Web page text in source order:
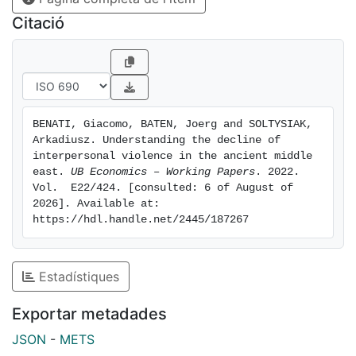
factors driving human conflict.
Citació
BENATI, Giacomo, BATEN, Joerg and SOLTYSIAK,
Arkadiusz. Understanding the decline of
interpersonal violence in the ancient middle
east. UB Economics – Working Papers . 2022.
Vol.  E22/424. [consulted: 6 of August of
2026]. Available at:
https://hdl.handle.net/2445/187267
Estadístiques
Exportar metadades
JSON - METS